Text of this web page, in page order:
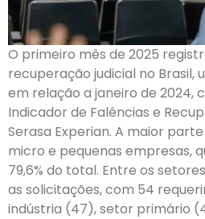
O primeiro mês de 2025
recuperação judicial no Brasil,
em relação a janeiro de 2024,
Indicador de Falências e
Serasa Experian. A maior
micro e pequenas empresas,
79,6% do total. Entre os
as solicitações, com 54
indústria (47), setor primário